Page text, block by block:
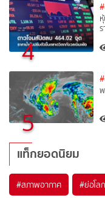
4
5
แท็กยอดนิยม
#สภาพอากาศ #ย่อโล